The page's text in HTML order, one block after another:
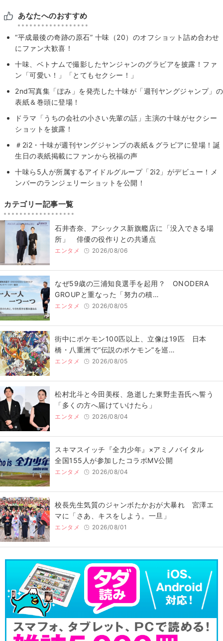
あなたへのおすすめ
“平成最後の奇跡の原石” 十味（20）のオフショット詰め合わせ
にファン大歓喜！
十味、ベトナムで撮影したヤンジャンのグラビアを披露！ファ
ン「可愛い！」「とてもセクシー！」
2nd写真集「ぽみ」を発売した十味が「週刊ヤングジャンプ」の
表紙＆巻頭に登場！
ドラマ「うちの会社の小さい先輩の話」主演の十味がセクシー
ショットを披露！
＃2i2・十味が週刊ヤングジャンプの表紙＆グラビアに登場！誕
生日の表紙掲載にファンから祝福の声
十味ら5人が所属するアイドルグループ「2i2」がデビュー！メ
ンバーのランジェリーショットを公開！
カテゴリー記事一覧
石井杏奈、アシックス新旗艦店に「没入できる場
所」 俳優の役作りとの共通点
エンタメ 2026/08/06
なぜ59歳の三浦知良選手を起用？ ONODERA
GROUPと重なった「努力の積…
エンタメ 2026/08/05
街中にポケモン100匹以上、立像は19匹 日本
橋・八重洲で“伝説のポケモン”を巡…
エンタメ 2026/08/05
松村北斗と今田美桜、急逝した東野圭吾氏へ誓う
「多くの方へ届けていけたら」
エンタメ 2026/08/04
スキマスイッチ『全力少年』×アミノバイタル
全国155人が参加したコラボMV公開
エンタメ 2026/08/04
校長先生気質のジャンボたかおが大暴れ 宮澤エ
マに「さあ、キスをしよう。一旦」
エンタメ 2026/08/01